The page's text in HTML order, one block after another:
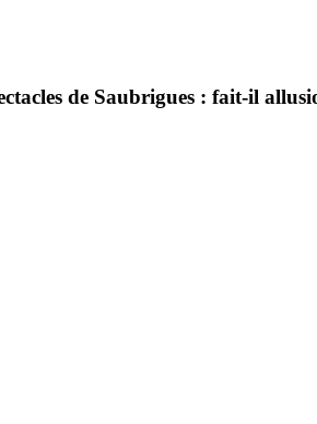
de Saubrigues : fait-il